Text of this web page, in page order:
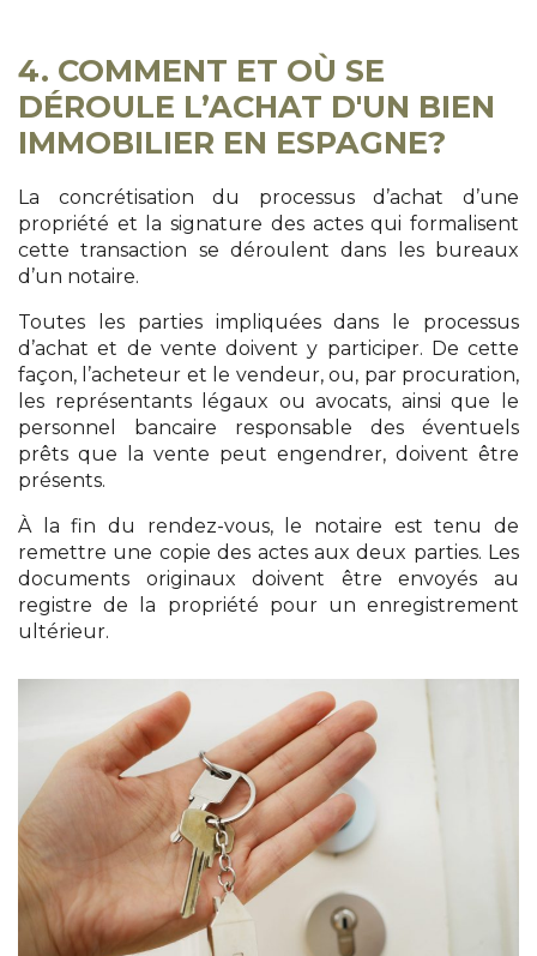
4. COMMENT ET OÙ SE
DÉROULE L’ACHAT D'UN BIEN
IMMOBILIER EN ESPAGNE?
La concrétisation du processus d’achat d’une
propriété et la signature des actes qui formalisent
cette transaction se déroulent dans les bureaux
d’un notaire.
Toutes les parties impliquées dans le processus
d’achat et de vente doivent y participer. De cette
façon, l’acheteur et le vendeur, ou, par procuration,
les représentants légaux ou avocats, ainsi que le
personnel bancaire responsable des éventuels
prêts que la vente peut engendrer, doivent être
présents.
À la fin du rendez-vous, le notaire est tenu de
remettre une copie des actes aux deux parties. Les
documents originaux doivent être envoyés au
registre de la propriété pour un enregistrement
ultérieur.